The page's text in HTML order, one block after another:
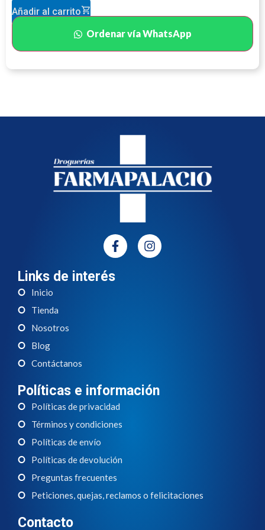
Añadir al carrito
Ordenar vía WhatsApp
Links de interés
Inicio
Tienda
Nosotros
Blog
Contáctanos
Políticas e información
Políticas de privacidad
Términos y condiciones
Políticas de envío
Políticas de devolución
Preguntas frecuentes
Peticiones, quejas, reclamos o felicitaciones
Contacto